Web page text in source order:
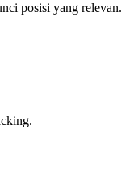
posisi yang relevan.